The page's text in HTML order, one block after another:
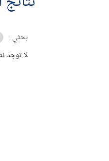
بحثي :
لا توجد